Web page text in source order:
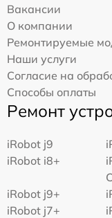
Вакансии
О компании
Ремонтируемые
Наши услуги
Согласие на
Способы оплаты
Ремонт
iRobot j9
iRobot i8+
iRobot j9+
iRobot j7+